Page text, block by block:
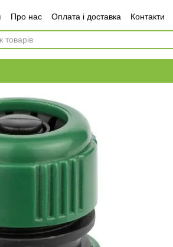
Про нас Оплата і доставка Контакти
та повернення
Договір публічної оферти
конфіденційності